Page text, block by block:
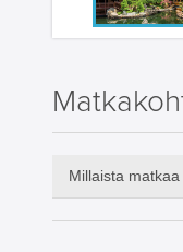
Millaista